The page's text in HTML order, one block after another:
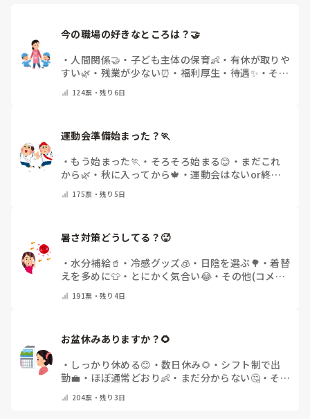
・ 人間関係🤝 ・ 子ども主体の保育👶 ・ 有休が取りや
すい🌿 ・ 残業が少ない⏰ ・ 福利厚生・待遇✨ ・ その
124票・残り6日
運動会準備始まった？🏃
・ もう始まった🏃 ・ そろそろ始まる😊 ・ まだこれ
から🌿 ・ 秋に入ってから🍁 ・運動会はないor終わ
175票・残り5日
暑さ対策どうしてる？🥵
・水分補給🥤 ・ 冷感グッズ🧊 ・ 日陰を選ぶ🌳 ・着替
えを多めに👕 ・ とにかく気合い😂・ その他(コメン
191票・残り4日
お盆休みありますか？🌻
・ しっかり休める😊 ・ 数日休み🌻 ・ シフト制で出
勤💼 ・ ほぼ通常どおり👶 ・ まだ分からない🤔・ その
204票・残り3日